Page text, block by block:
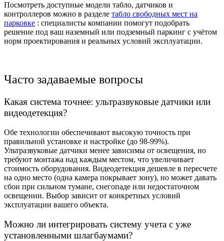
Посмотреть доступные модели табло, датчиков и
контроллеров можно в разделе табло свободных мест на
парковке : специалисты компании помогут подобрать
решение под ваш наземный или подземный паркинг с учётом
норм проектирования и реальных условий эксплуатации.
Часто задаваемые вопросы
Какая система точнее: ультразвуковые датчики или
видеодетекция?
Обе технологии обеспечивают высокую точность при
правильной установке и настройке (до 98-99%).
Ультразвуковые датчики менее зависимы от освещения, но
требуют монтажа над каждым местом, что увеличивает
стоимость оборудования. Видеодетекция дешевле в пересчете
на одно место (одна камера покрывает зону), но может давать
сбои при сильном тумане, снегопаде или недостаточном
освещении. Выбор зависит от конкретных условий
эксплуатации вашего объекта.
Можно ли интегрировать систему учета с уже
установленными шлагбаумами?